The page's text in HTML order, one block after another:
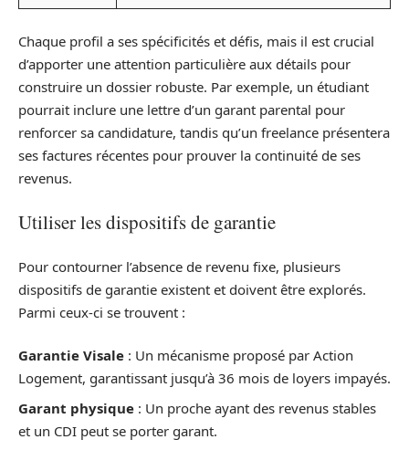
Chaque profil a ses spécificités et défis, mais il est crucial
d’apporter une attention particulière aux détails pour
construire un dossier robuste. Par exemple, un étudiant
pourrait inclure une lettre d’un garant parental pour
renforcer sa candidature, tandis qu’un freelance présentera
ses factures récentes pour prouver la continuité de ses
revenus.
Utiliser les dispositifs de garantie
Pour contourner l’absence de revenu fixe, plusieurs
dispositifs de garantie existent et doivent être explorés.
Parmi ceux-ci se trouvent :
Garantie Visale : Un mécanisme proposé par Action
Logement, garantissant jusqu’à 36 mois de loyers impayés.
Garant physique : Un proche ayant des revenus stables
et un CDI peut se porter garant.